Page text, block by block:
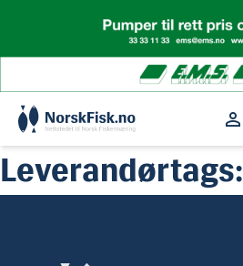
content
perm_identity
Leverandørtags: